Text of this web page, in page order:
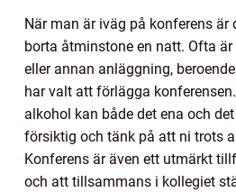
När man är iväg på konferens är
borta åtminstone en natt. Ofta
eller annan anläggning,
har valt att förlägga
alkohol kan både det ena och
försiktig och tänk på att ni trots
Konferens är även ett utmärkt
och att tillsammans i kollegiet